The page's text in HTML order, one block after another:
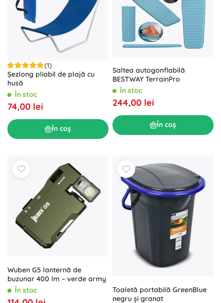
(1)
Șezlong pliabil de plajă cu
husă
În stoc
74,00 lei
În coș
Saltea autogonflabilă
BESTWAY TerrainPro
În stoc
244,00 lei
În coș
Wuben G5 lanternă de
buzunar 400 lm – verde army
În stoc
Toaletă portabilă GreenBlue
negru și granat